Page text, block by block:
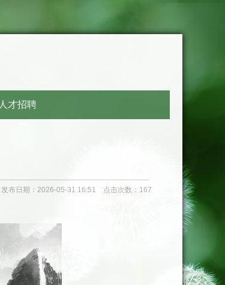
人才招聘
发布日期：2026-05-31 16:51 点击次数：167